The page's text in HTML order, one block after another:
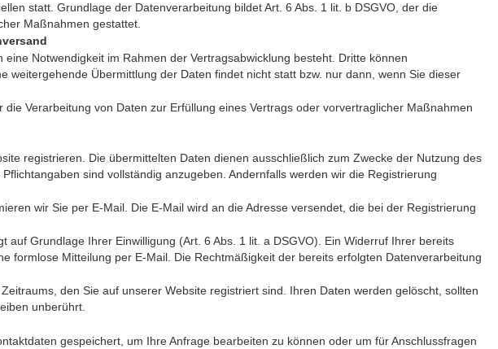
statt. Grundlage der Datenverarbeitung bildet Art. 6 Abs. 1 lit. b DSGVO, der die
Maßnahmen gestattet.
Notwendigkeit im Rahmen der Vertragsabwicklung besteht. Dritte können
weitergehende Übermittlung der Daten findet nicht statt bzw. nur dann, wenn Sie dieser
Verarbeitung von Daten zur Erfüllung eines Vertrags oder vorvertraglicher Maßnahmen
registrieren. Die übermittelten Daten dienen ausschließlich zum Zwecke der Nutzung des
sind vollständig anzugeben. Andernfalls werden wir die Registrierung
wir Sie per E-Mail. Die E-Mail wird an die Adresse versendet, die bei der Registrierung
Grundlage Ihrer Einwilligung (Art. 6 Abs. 1 lit. a DSGVO). Ein Widerruf Ihrer bereits
formlose Mitteilung per E-Mail. Die Rechtmäßigkeit der bereits erfolgten Datenverarbeitung
den Sie auf unserer Website registriert sind. Ihren Daten werden gelöscht, sollten
unberührt.
gespeichert, um Ihre Anfrage bearbeiten zu können oder um für Anschlussfragen